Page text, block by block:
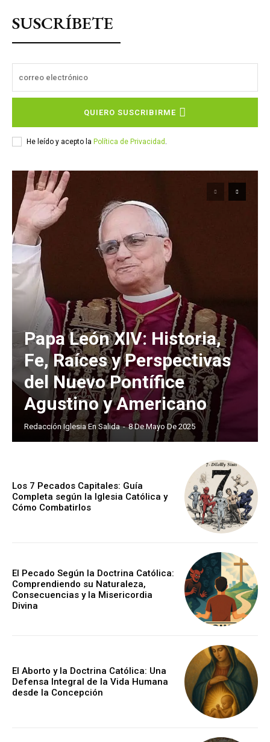
SUSCRÍBETE
QUIERO SUSCRIBIRME
He leído y acepto la Política de Privacidad
Papa León XIV: Historia,
Fe, Raíces y Perspectivas
del Nuevo Pontífice
Agustino y Americano
Redacción Iglesia En Salida - 8 De Mayo De 2025
Los 7 Pecados Capitales: Guía
Completa según la Iglesia Católica y
Cómo Combatirlos
El Pecado Según la Doctrina Católica:
Comprendiendo su Naturaleza,
Consecuencias y la Misericordia
Divina
El Aborto y la Doctrina Católica: Una
Defensa Integral de la Vida Humana
desde la Concepción